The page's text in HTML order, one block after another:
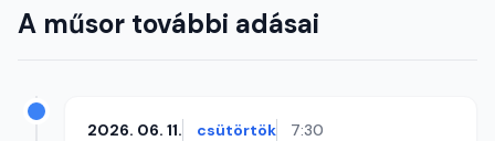
A műsor további adásai
2026. 06. 11. csütörtök 7:30